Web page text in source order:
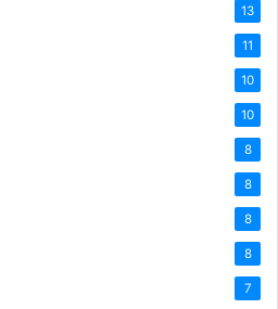
13
11
10
10
8
8
8
8
7